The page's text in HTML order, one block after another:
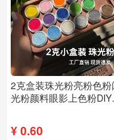
2克盒装珠光粉亮粉色粉
光粉颜料眼影上色粉DIY
¥0.60